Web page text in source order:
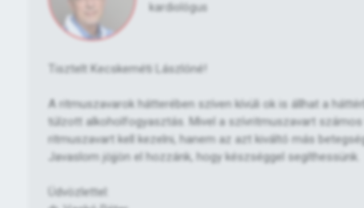
kardiológus
Tisztelt Kecskeméti Lászlóné!
A ritmuszavarok hátterében szíven kívüli ok is állhat a
túlzott alkoholfogyasztás. Mivel a szívritmuszavart
ritmuszavart kell kezelni, hanem az azt kiváltó más
Javaslom jöjjön el hozzánk, hogy készséggel segíthessünk.
Üdvözlettel: